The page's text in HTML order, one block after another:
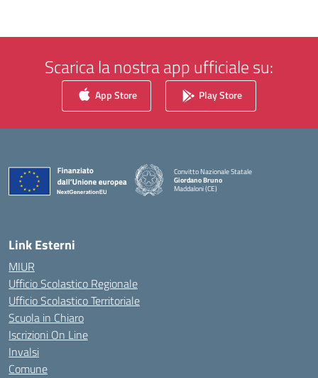
Scarica la nostra app ufficiale su:
App Store Play Store
Convitto Nazionale Statale
Giordano Bruno
Maddaloni (CE)
Link Esterni
MIUR
Ufficio Scolastico Regionale
Ufficio Scolastico Territoriale
Scuola in Chiaro
Iscrizioni On Line
Invalsi
Comune